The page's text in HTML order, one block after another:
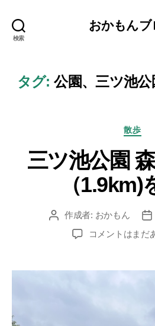
検索
おかもんブ
タグ: 公園、三ツ池
カ
ゴ
リ
ー
散歩
三ツ池公園
（1.9km)
投 作成者: おかもん
投
稿
日
三
公
コメントはまだ